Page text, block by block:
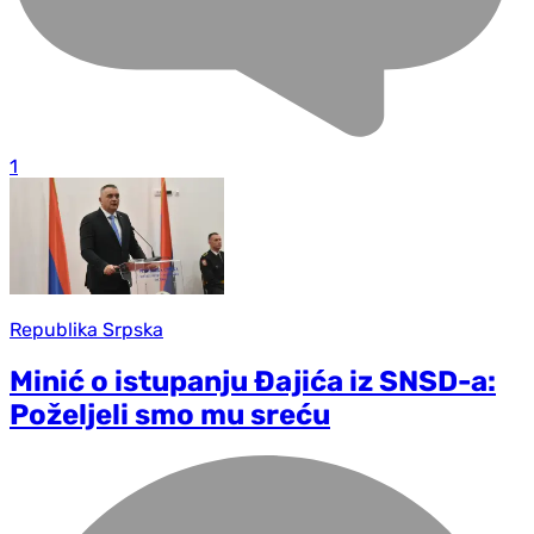
1
Republika Srpska
Minić o istupanju Đajića iz SNSD-a:
Poželjeli smo mu sreću